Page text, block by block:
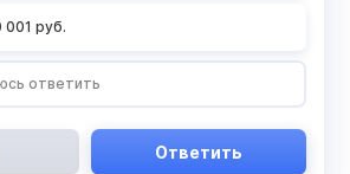
руб.
ответить
Ответить